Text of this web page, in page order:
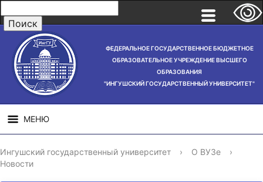
ФЕДЕРАЛЬНОЕ ГОСУДАРСТВЕННОЕ БЮДЖЕТНОЕ
ОБРАЗОВАТЕЛЬНОЕ УЧРЕЖДЕНИЕ ВЫСШЕГО
ОБРАЗОВАНИЯ
"ИНГУШСКИЙ ГОСУДАРСТВЕННЫЙ УНИВЕРСИТЕТ"
МЕНЮ
СВЕДЕНИЯ ОБ
ОБРАЗОВАТЕЛЬНОЙ
НАУЧНАЯ
ДЕЯТЕЛЬНОСТЬ
Ингушский государственный университет › О ВУЗе
›
Новости